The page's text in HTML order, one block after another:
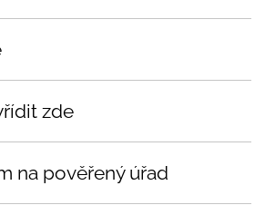
zde
na pověřený úřad